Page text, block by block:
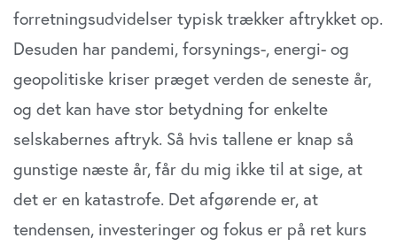
forretningsudvidelser typisk trækker aftrykket op.
Desuden har pandemi, forsynings-, energi- og
geopolitiske kriser præget verden de seneste år,
og det kan have stor betydning for enkelte
selskabernes aftryk. Så hvis tallene er knap så
gunstige næste år, får du mig ikke til at sige, at
det er en katastrofe. Det afgørende er, at
tendensen, investeringer og fokus er på ret kurs